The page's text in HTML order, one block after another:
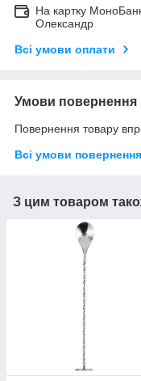
На картку
Олександр
Всі умови оплати
Умови повернення
Повернення товару
Всі умови повернення
З цим товаром